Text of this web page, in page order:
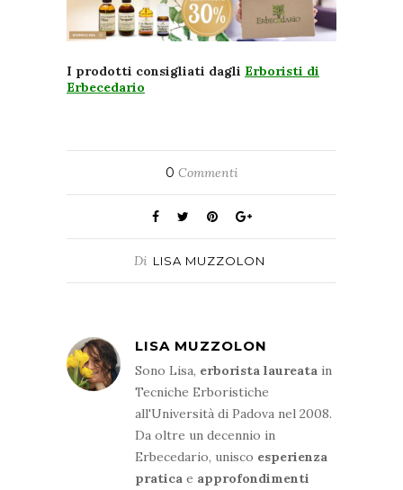
I prodotti consigliati dagli Erboristi di
Erbecedario
0 Commenti
Di LISA MUZZOLON
LISA MUZZOLON
Sono Lisa, erborista laureata in
Tecniche Erboristiche
all'Università di Padova nel 2008.
Da oltre un decennio in
Erbecedario, unisco esperienza
pratica e approfondimenti